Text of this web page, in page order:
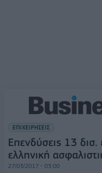
ΕΠΙΧΕΙΡΗΣΕΙΣ
Επενδύσεις 13 δισ.
ελληνική
27/03/2017 - 03:00